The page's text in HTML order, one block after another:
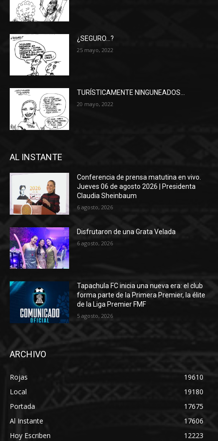
¿SEGURO…?
25 mayo, 2022
TURÍSTICAMENTE NINGUNEADOS…
20 mayo, 2022
AL INSTANTE
Conferencia de prensa matutina en vivo.
Jueves 06 de agosto 2026 | Presidenta
Claudia Sheinbaum
6 agosto, 2026
Disfrutaron de una Grata Velada
6 agosto, 2026
Tapachula FC inicia una nueva era: el club
forma parte de la Primera Premier, la élite
de la Liga Premier FMF
5 agosto, 2026
ARCHIVO
Rojas
19610
Local
19180
Portada
17675
Al Instante
17606
Hoy Escriben
12223